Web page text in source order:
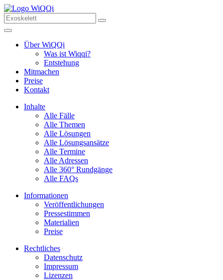
Über WiQQi
Was ist Wiqqi?
Entstehung
Mitmachen
Preise
Kontakt
Inhalte
Alle Fälle
Alle Themen
Alle Lösungen
Alle Lösungsansätze
Alle Termine
Alle Adressen
Alle 360° Rundgänge
Alle FAQs
Informationen
Veröffentlichungen
Pressestimmen
Materialien
Preise
Rechtliches
Datenschutz
Impressum
Lizenzen